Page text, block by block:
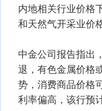
内地相关行业价格
和天然气开采业价
中金公司报告指出
退，有色金属价格
势，消费商品价格
利率偏高，该行预